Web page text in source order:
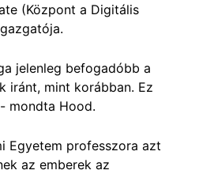
(Központ a Digitális
jelenleg befogadóbb a
iránt, mint korábban. Ez
mondta Hood.
Egyetem professzora azt
az emberek az